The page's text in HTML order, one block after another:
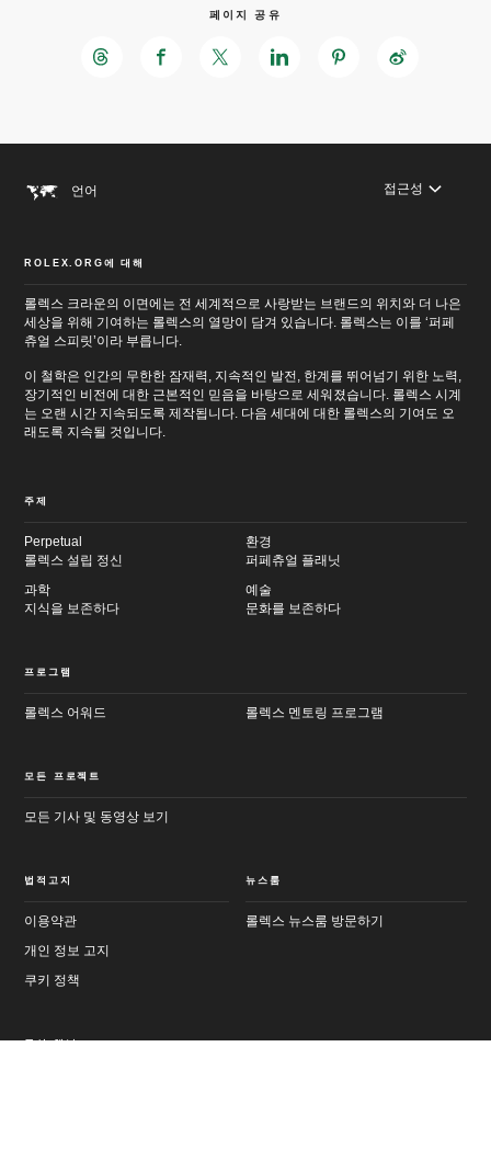
인
컨
로
이
동
바
닥
이
동
페이지 공유
언어 접근성
ROLEX.ORG에 대해
롤렉스 크라운의 이면에는 전 세계적으로 사랑받는 브랜드의 위치와 더 나은
세상을 위해 기여하는 롤렉스의 열망이 담겨 있습니다. 롤렉스는 이를 ‘퍼페
츄얼 스피릿’이라 부릅니다.
이 철학은 인간의 무한한 잠재력, 지속적인 발전, 한계를 뛰어넘기 위한 노력,
장기적인 비전에 대한 근본적인 믿음을 바탕으로 세워졌습니다. 롤렉스 시계
는 오랜 시간 지속되도록 제작됩니다. 다음 세대에 대한 롤렉스의 기여도 오
래도록 지속될 것입니다.
주제
Perpetual
롤렉스 설립 정신
환경
퍼페츄얼 플래닛
과학
지식을 보존하다
예술
문화를 보존하다
프로그램
롤렉스 어워드 롤렉스 멘토링 프로그램
모든 프로젝트
모든 기사 및 동영상 보기
법적고지
이용약관
개인 정보 고지
쿠키 정책
뉴스룸
롤렉스 뉴스룸 방문하기
공식 채널